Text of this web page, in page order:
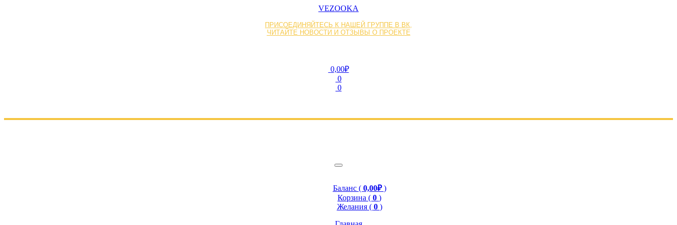
VEZOOKA
ПРИСОЕДИНЯЙТЕСЬ К НАШЕЙ ГРУППЕ В ВК,
ЧИТАЙТЕ НОВОСТИ И ОТЗЫВЫ О ПРОЕКТЕ
0,00₽
0
0
Баланс ( 0,00₽)
Корзина ( 0 )
Желания ( 0 )